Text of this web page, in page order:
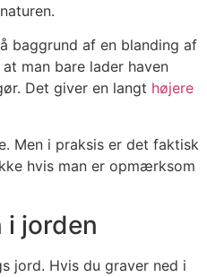
baggrund af en blanding af
man bare lader haven
Det giver en langt højere
Men i praksis er det faktisk
hvis man er opmærksom
i jorden
jord. Hvis du graver ned i